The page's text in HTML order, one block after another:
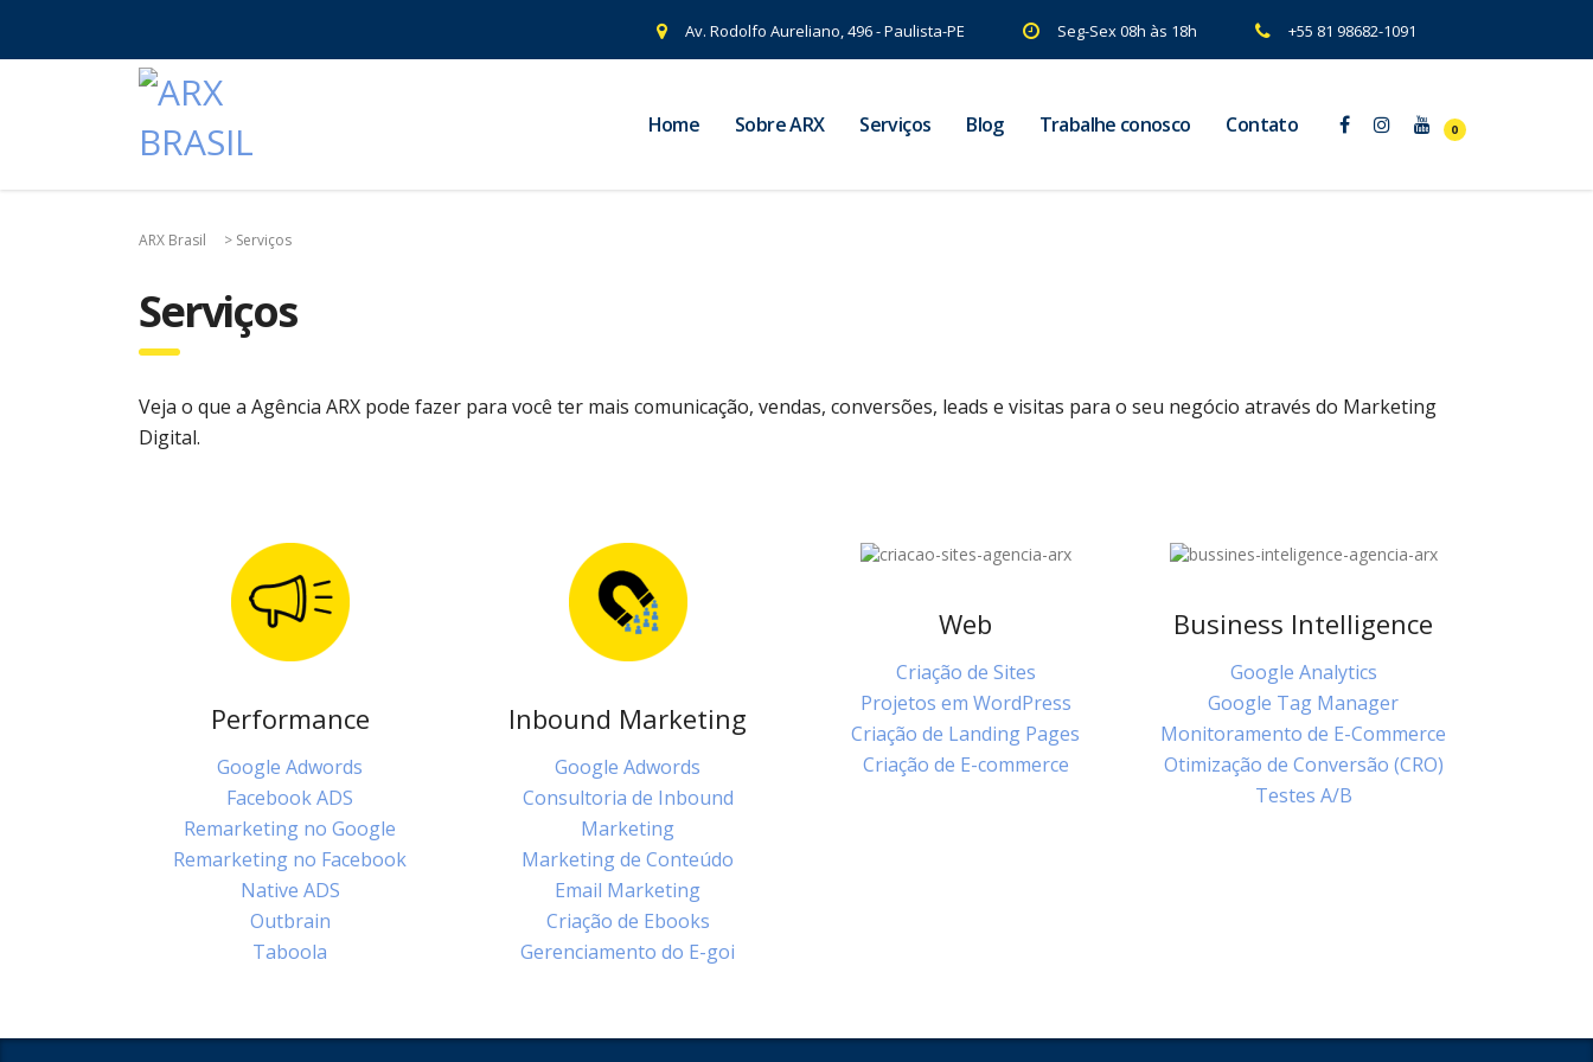
Av. Rodolfo Aureliano, 496 - Paulista-PE Seg-Sex 08h às 18h +55 81 98682-1091
0
Home Sobre ARX Serviços Blog Trabalhe conosco Contato
ARX Brasil > Serviços
Serviços
Veja o que a Agência ARX pode fazer para você ter mais comunicação, vendas, conversões, leads e visitas para o seu negócio através do Marketing
Digital.
Performance
Google Adwords
Facebook ADS
Remarketing no Google
Remarketing no Facebook
Native ADS
Outbrain
Taboola
Inbound Marketing
Google Adwords
Consultoria de Inbound
Marketing
Marketing de Conteúdo
Email Marketing
Criação de Ebooks
Gerenciamento do E-goi
Web
Criação de Sites
Projetos em WordPress
Criação de Landing Pages
Criação de E-commerce
Business Intelligence
Google Analytics
Google Tag Manager
Monitoramento de E-Commerce
Otimização de Conversão (CRO)
Testes A/B